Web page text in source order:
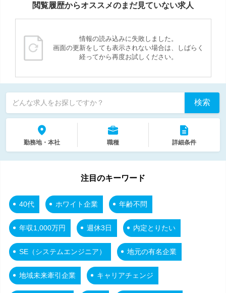
閲覧履歴からオススメのまだ見ていない求人
情報の読み込みに失敗しました。
画面の更新をしても表示されない場合は、しばらく
経ってから再度お試しください。
どんな求人をお探しですか？ 検索
勤務地・本社 職種 詳細条件
注目のキーワード
40代 ホワイト企業 年齢不問
年収1,000万円 週休3日 内定とりたい
SE（システムエンジニア） 地元の有名企業
地域未来牽引企業 キャリアチェンジ